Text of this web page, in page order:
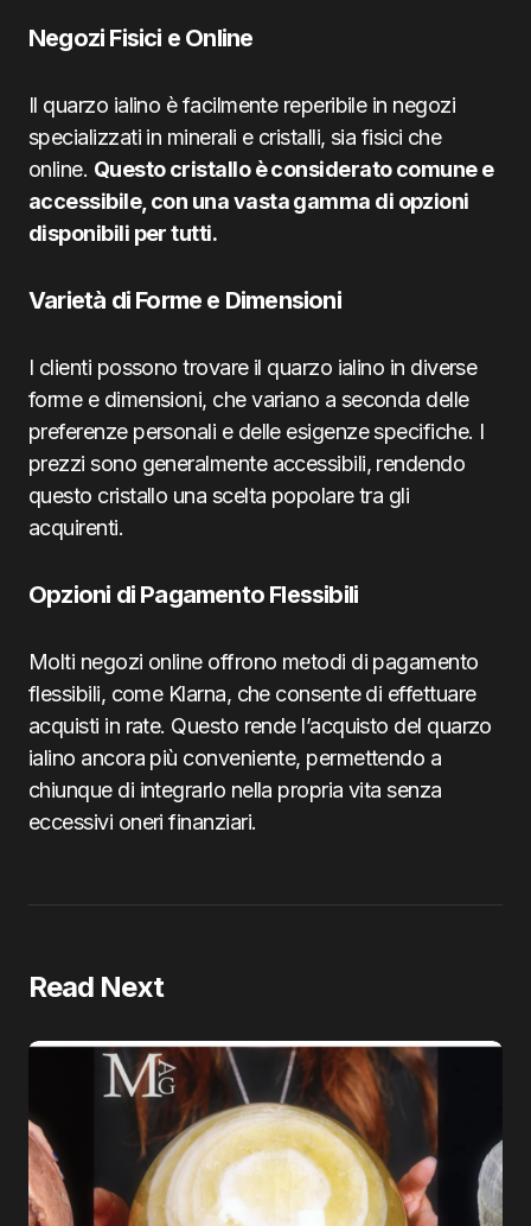
Negozi Fisici e Online
Il quarzo ialino è facilmente reperibile in negozi
specializzati in minerali e cristalli, sia fisici che
online. Questo cristallo è considerato comune e
accessibile, con una vasta gamma di opzioni
disponibili per tutti.
Varietà di Forme e Dimensioni
I clienti possono trovare il quarzo ialino in diverse
forme e dimensioni, che variano a seconda delle
preferenze personali e delle esigenze specifiche. I
prezzi sono generalmente accessibili, rendendo
questo cristallo una scelta popolare tra gli
acquirenti.
Opzioni di Pagamento Flessibili
Molti negozi online offrono metodi di pagamento
flessibili, come Klarna, che consente di effettuare
acquisti in rate. Questo rende l’acquisto del quarzo
ialino ancora più conveniente, permettendo a
chiunque di integrarlo nella propria vita senza
eccessivi oneri finanziari.
Read Next